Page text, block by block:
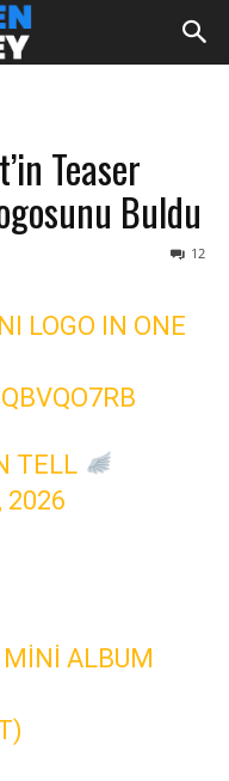
Teaser
Buldu
12
LOGO IN ONE
TELL
2026
MINI ALBUM